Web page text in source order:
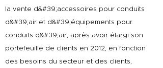
la vente d&#39;accessoires pour conduits
d&#39;air et d&#39;équipements pour
conduits d&#39;air, après avoir élargi son
portefeuille de clients en 2012, en fonction
des besoins du secteur et des clients,